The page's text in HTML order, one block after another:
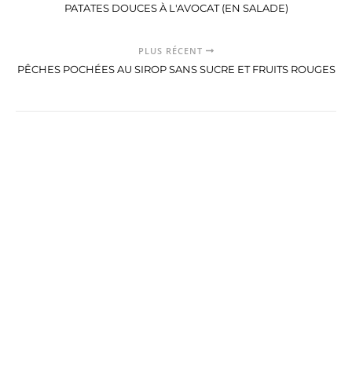
PATATES DOUCES À L'AVOCAT (EN SALADE)
PLUS RÉCENT
PÊCHES POCHÉES AU SIROP SANS SUCRE ET FRUITS ROUGES